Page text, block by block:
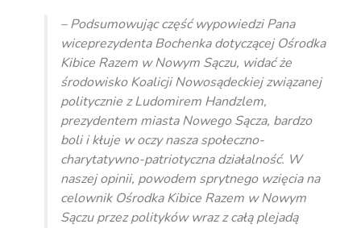
– Podsumowując część wypowiedzi Pana
wiceprezydenta Bochenka dotyczącej Ośrodka
Kibice Razem w Nowym Sączu, widać że
środowisko Koalicji Nowosądeckiej związanej
politycznie z Ludomirem Handzlem,
prezydentem miasta Nowego Sącza, bardzo
boli i kłuje w oczy nasza społeczno-
charytatywno-patriotyczna działalność. W
naszej opinii, powodem sprytnego wzięcia na
celownik Ośrodka Kibice Razem w Nowym
Sączu przez polityków wraz z całą plejadą